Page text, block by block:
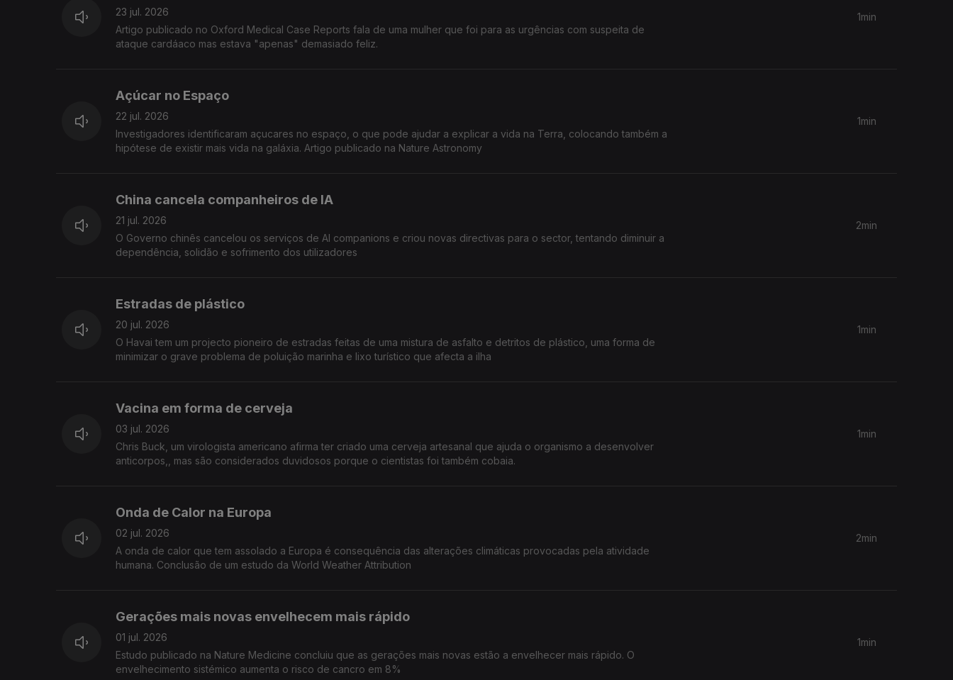
23 jul. 2026
Artigo publicado no Oxford Medical Case Reports fala de uma mulher que foi para as urgências com suspeita de
ataque cardáaco mas estava "apenas" demasiado feliz.
1min
Açúcar no Espaço
22 jul. 2026
Investigadores identificaram açucares no espaço, o que pode ajudar a explicar a vida na Terra, colocando também a
hipótese de existir mais vida na galáxia. Artigo publicado na Nature Astronomy
1min
China cancela companheiros de IA
21 jul. 2026
O Governo chinês cancelou os serviços de AI companions e criou novas directivas para o sector, tentando diminuir a
dependência, solidão e sofrimento dos utilizadores
2min
Estradas de plástico
20 jul. 2026
O Havai tem um projecto pioneiro de estradas feitas de uma mistura de asfalto e detritos de plástico, uma forma de
minimizar o grave problema de poluição marinha e lixo turístico que afecta a ilha
1min
Vacina em forma de cerveja
03 jul. 2026
Chris Buck, um virologista americano afirma ter criado uma cerveja artesanal que ajuda o organismo a desenvolver
anticorpos,, mas são considerados duvidosos porque o cientistas foi também cobaia.
1min
Onda de Calor na Europa
02 jul. 2026
A onda de calor que tem assolado a Europa é consequência das alterações climáticas provocadas pela atividade
humana. Conclusão de um estudo da World Weather Attribution
2min
Gerações mais novas envelhecem mais rápido
01 jul. 2026
Estudo publicado na Nature Medicine concluiu que as gerações mais novas estão a envelhecer mais rápido. O
envelhecimento sistémico aumenta o risco de cancro em 8%
1min